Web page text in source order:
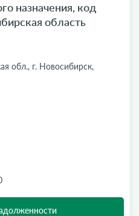
назначения, код
область
обл., г. Новосибирск,